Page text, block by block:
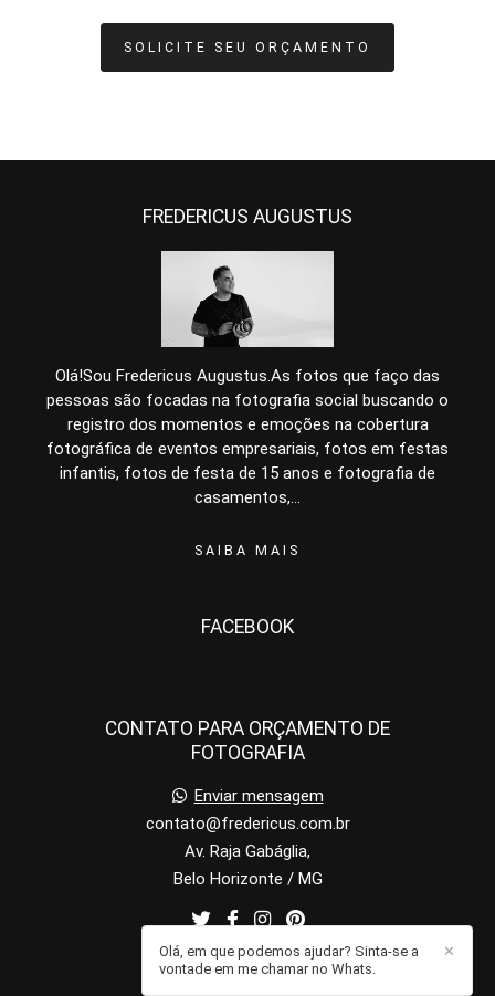
SOLICITE SEU ORÇAMENTO
FREDERICUS AUGUSTUS
Olá!Sou Fredericus Augustus.As fotos que faço das
pessoas são focadas na fotografia social buscando o
registro dos momentos e emoções na cobertura
fotográfica de eventos empresariais, fotos em festas
infantis, fotos de festa de 15 anos e fotografia de
casamentos,...
SAIBA MAIS
FACEBOOK
CONTATO PARA ORÇAMENTO DE
FOTOGRAFIA
Enviar mensagem
contato@fredericus.com.br
Av. Raja Gabáglia,
Belo Horizonte / MG
✕
Olá, em que podemos ajudar? Sinta-se a
vontade em me chamar no Whats.